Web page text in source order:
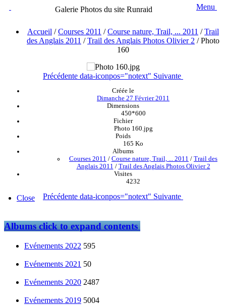
Galerie Photos du site Runraid Menu
Accueil /Courses 2011 /Course nature, Trail, ... 2011 /Trail
des Anglais 2011 /Trail des Anglais Photos Olivier 2 /Photo
160
Précédente data-iconpos="notext" Suivante
Créée le
Dimanche 27 Février 2011
Dimensions
450*600
Fichier
Photo 160.jpg
Poids
165 Ko
Albums
Courses 2011 / Course nature, Trail, ... 2011 / Trail des
Anglais 2011 / Trail des Anglais Photos Olivier 2
Visites
4232
Précédente data-iconpos="notext" Suivante
Close
Albumsclick to expand contents
Evénements 2022 595
Evénements 2021 50
Evénements 2020 2487
Evénements 2019 5004